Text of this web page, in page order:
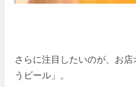
さらに注目したいのが、お
うビール」。